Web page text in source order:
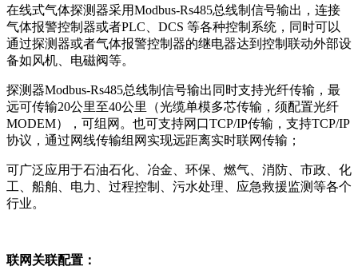
在线式气体探测器采用Modbus-Rs485总线制信号输出，连接
气体报警控制器或者PLC、DCS 等各种控制系统，同时可以
通过探测器或者气体报警控制器的继电器达到控制联动外部设
备如风机、电磁阀等。
探测器Modbus-Rs485总线制信号输出同时支持光纤传输，最
远可传输20公里至40公里（光缆单模多芯传输，须配置光纤
MODEM），可组网。也可支持网口TCP/IP传输，支持TCP/IP
协议，通过网线传输组网实现远距离实时联网传输；
可广泛应用于石油石化、冶金、环保、燃气、消防、市政、化
工、船舶、电力、过程控制、污水处理、应急救援监测等各个
行业。
联网关联配置：